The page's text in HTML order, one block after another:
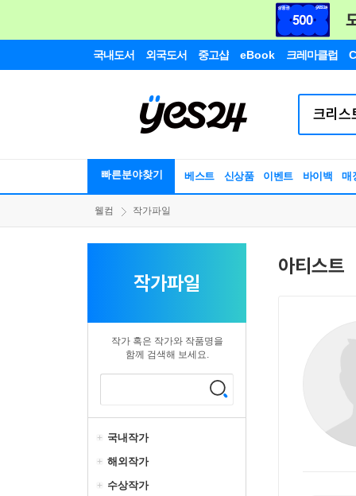
국내도서 외국도서 중고샵 eBook 크레마클럽
빠른분야찾기 베스트 신상품 이벤트 바이백 매
웰컴 작가파일
작가파일
작가 혹은 작가와 작품명을
함께 검색해 보세요.
국내작가
해외작가
수상작가
아티스트